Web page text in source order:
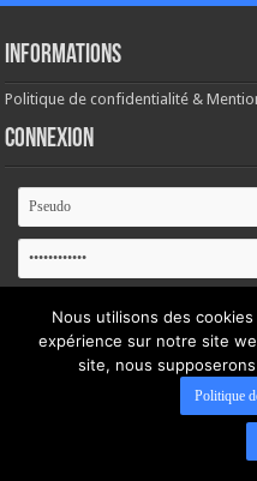
Informations
Politique de confidentialité &
Connexion
Se souvenir
Mot de passe oublié ?
Nous utilisons des
expérience sur notre site
site, nous
Politique